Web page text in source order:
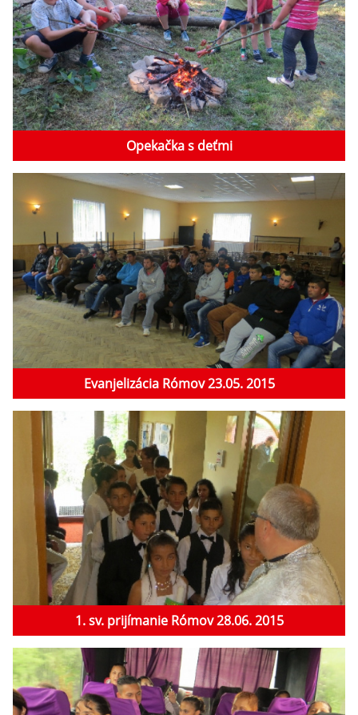
Opekačka s deťmi
Evanjelizácia Rómov 23.05. 2015
1. sv. prijímanie Rómov 28.06. 2015